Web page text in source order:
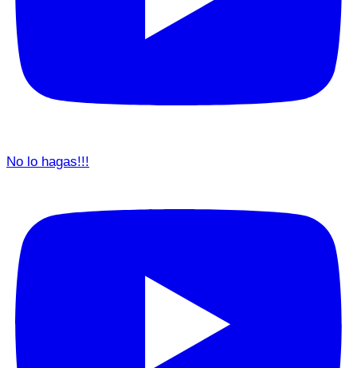
No lo hagas!!!